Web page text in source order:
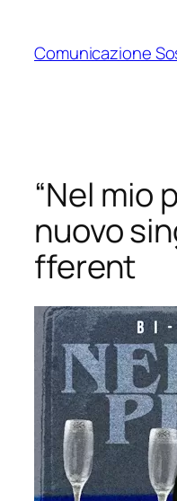
contenuto
Comunicazione
“Nel mio
nuovo
fferent